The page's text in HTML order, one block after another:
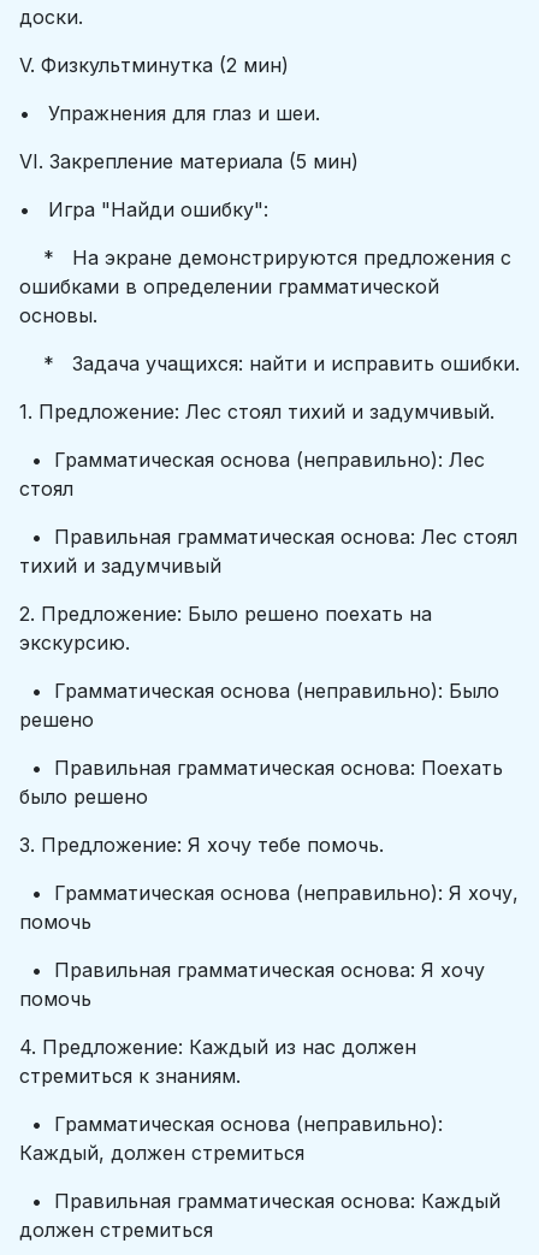
доски.
V. Физкультминутка (2 мин)
• Упражнения для глаз и шеи.
VI. Закрепление материала (5 мин)
• Игра "Найди ошибку":
* На экране демонстрируются предложения с
ошибками в определении грамматической
основы.
* Задача учащихся: найти и исправить ошибки.
1. Предложение: Лес стоял тихий и задумчивый.
• Грамматическая основа (неправильно): Лес
стоял
• Правильная грамматическая основа: Лес стоял
тихий и задумчивый
2. Предложение: Было решено поехать на
экскурсию.
• Грамматическая основа (неправильно): Было
решено
• Правильная грамматическая основа: Поехать
было решено
3. Предложение: Я хочу тебе помочь.
• Грамматическая основа (неправильно): Я хочу,
помочь
• Правильная грамматическая основа: Я хочу
помочь
4. Предложение: Каждый из нас должен
стремиться к знаниям.
• Грамматическая основа (неправильно):
Каждый, должен стремиться
• Правильная грамматическая основа: Каждый
должен стремиться